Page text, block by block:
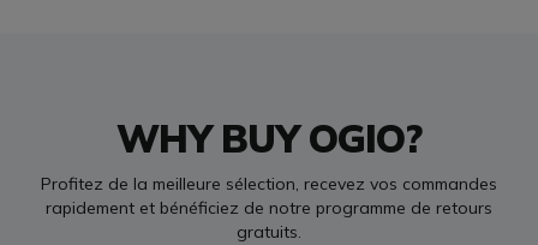
WHY BUY OGIO?
Profitez de la meilleure sélection, recevez vos commandes
rapidement et bénéficiez de notre programme de retours
gratuits.